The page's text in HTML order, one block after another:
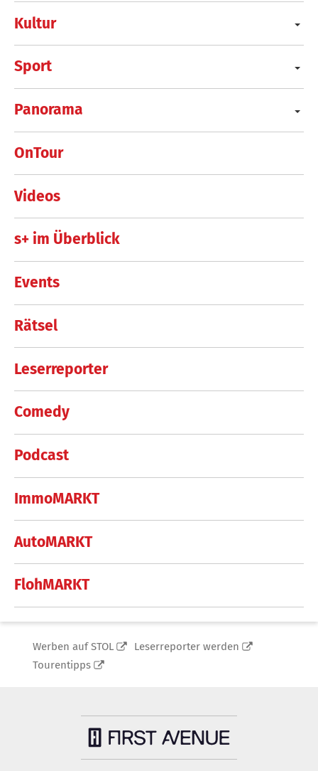
Kultur
Sport
Panorama
OnTour
Videos
s+ im Überblick
Events
Rätsel
Leserreporter
Comedy
Podcast
ImmoMARKT
AutoMARKT
FlohMARKT
Werben auf STOL
Leserreporter werden
Tourentipps